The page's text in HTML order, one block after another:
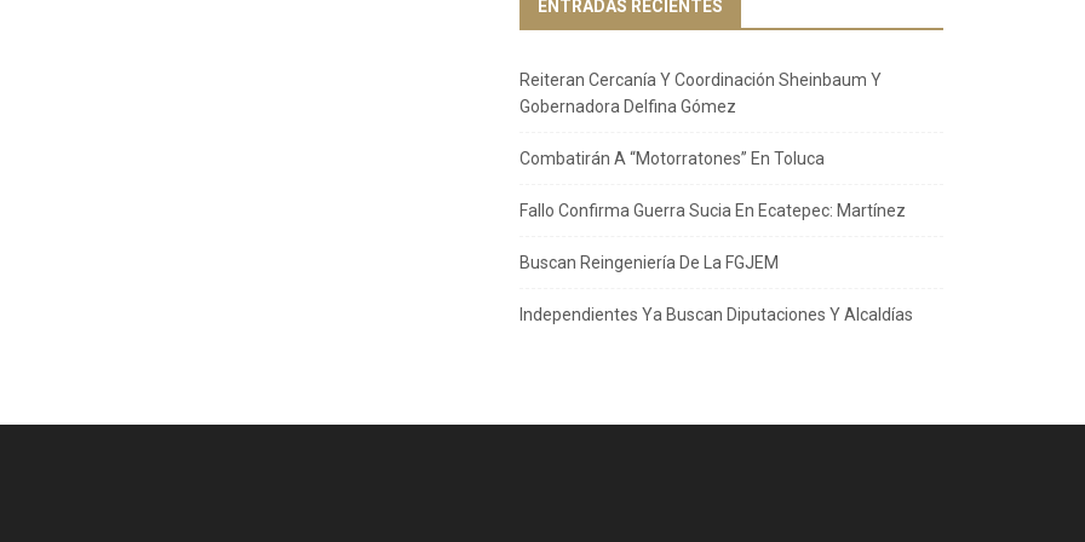
ENTRADAS RECIENTES
Reiteran Cercanía Y Coordinación Sheinbaum Y
Gobernadora Delfina Gómez
Combatirán A “Motorratones” En Toluca
Fallo Confirma Guerra Sucia En Ecatepec: Martínez
Buscan Reingeniería De La FGJEM
Independientes Ya Buscan Diputaciones Y Alcaldías